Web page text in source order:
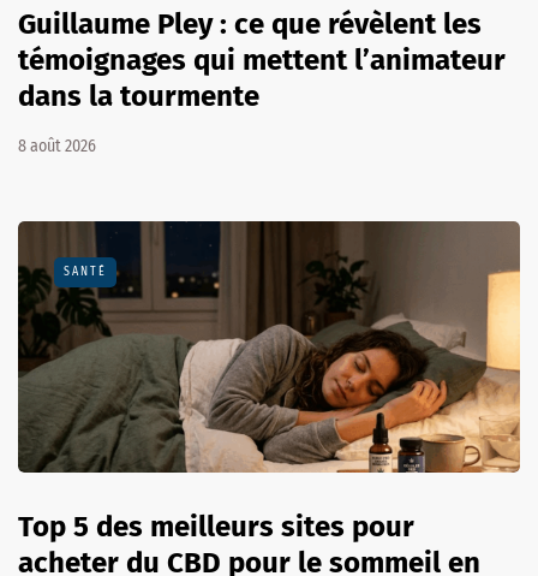
Guillaume Pley : ce que révèlent les
témoignages qui mettent l’animateur
dans la tourmente
8 août 2026
SANTÉ
Top 5 des meilleurs sites pour
acheter du CBD pour le sommeil en